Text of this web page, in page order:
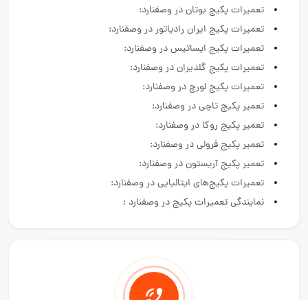
تعمیرات پکیج بوتان در وصفنارد:
تعمیرات پکیج ایران رادیاتور در وصفنارد:
تعمیرات پکیج ایساتیس در وصفنارد:
تعمیرات پکیج گلدیران در وصفنارد:
تعمیرات پکیج لورچ در وصفنارد:
تعمیر پکیج تاچی در وصفنارد:
تعمیر پکیج روکا در وصفنارد:
تعمیر پکیج فرولی در وصفنارد:
تعمیر پکیج آریستون در وصفنارد:
تعمیرات پکیج‌های ایتالیایی در وصفنارد:
نمایندگی تعمیرات پکیج در وصفنارد :